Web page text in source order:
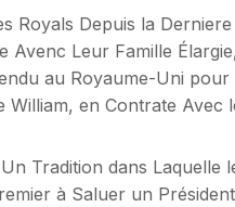
Royals Depuis la
Leur Famille
au Royaume-Uni
en Contrate Avec
Tradition dans Laquelle
à Saluer un